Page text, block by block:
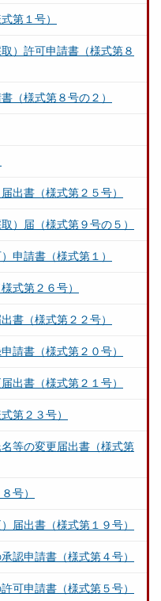
第１号）
）許可申請書（様式第８
（様式第８号の２）
出書（様式第２５号）
）届（様式第９号の５）
申請書（様式第１）
式第２６号）
書（様式第２２号）
請書（様式第２０号）
出書（様式第２１号）
第２３号）
等の変更届出書（様式第
号）
届出書（様式第１９号）
認申請書（様式第４号）
可申請書（様式第５号）